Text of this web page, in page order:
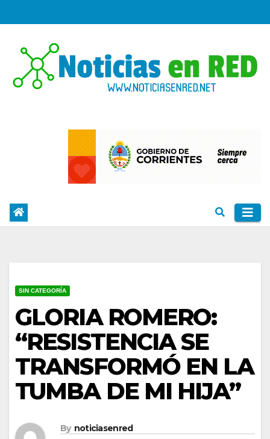
to
SIN CATEGORÍA
GLORIA ROMERO:
“RESISTENCIA SE
TRANSFORMÓ EN LA
TUMBA DE MI HIJA”
By noticiasenred